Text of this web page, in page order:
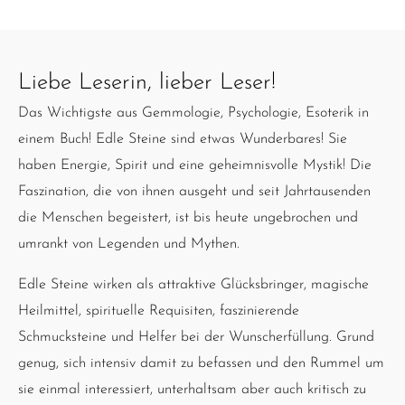
Liebe Leserin, lieber Leser!
Das Wichtigste aus Gemmologie, Psychologie, Esoterik in
einem Buch! Edle Steine sind etwas Wunderbares! Sie
haben Energie, Spirit und eine geheimnisvolle Mystik! Die
Faszination, die von ihnen ausgeht und seit Jahrtausenden
die Menschen begeistert, ist bis heute ungebrochen und
umrankt von Legenden und Mythen.
Edle Steine wirken als attraktive Glücksbringer, magische
Heilmittel, spirituelle Requisiten, faszinierende
Schmucksteine und Helfer bei der Wunscherfüllung. Grund
genug, sich intensiv damit zu befassen und den Rummel um
sie einmal interessiert, unterhaltsam aber auch kritisch zu